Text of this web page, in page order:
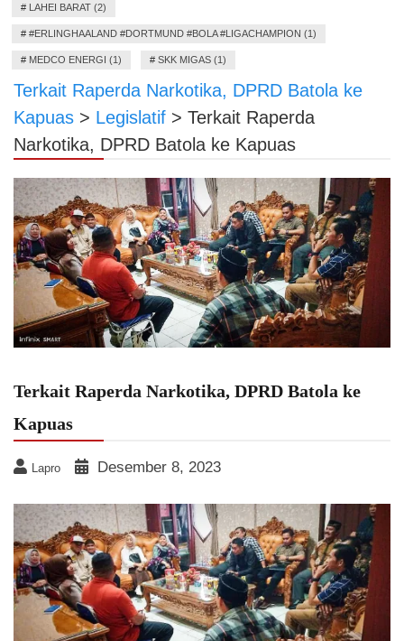
# LAHEI BARAT (2)
# #ERLINGHAALAND #DORTMUND #BOLA #LIGACHAMPION (1)
# MEDCO ENERGI (1) # SKK MIGAS (1)
Terkait Raperda Narkotika, DPRD Batola ke
Kapuas > Legislatif > Terkait Raperda
Narkotika, DPRD Batola ke Kapuas
Terkait Raperda Narkotika, DPRD Batola ke
Kapuas
Lapro Desember 8, 2023